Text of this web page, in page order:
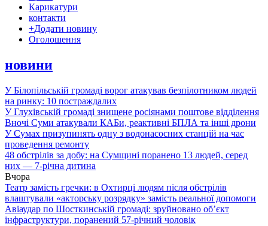
Карикатури
контакти
+Додати новину
Оголошення
новини
У Білопільській громаді ворог атакував безпілотником людей
на ринку: 10 постраждалих
У Глухівській громаді знищене росіянами поштове відділення
Вночі Суми атакували КАБи, реактивні БПЛА та інші дрони
У Сумах призупинять одну з водонасосних станцій на час
проведення ремонту
48 обстрілів за добу: на Сумщині поранено 13 людей, серед
них — 7-річна дитина
Вчора
Театр замість гречки: в Охтирці людям після обстрілів
влаштували «акторську розрядку» замість реальної допомоги
Авіаудар по Шосткинській громаді: зруйновано об’єкт
інфраструктури, поранений 57-річний чоловік